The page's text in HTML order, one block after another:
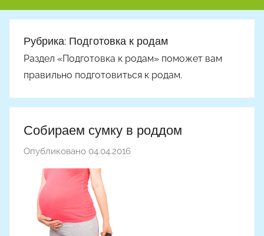
Рубрика: Подготовка к родам
Раздел «Подготовка к родам» поможет вам
правильно подготовиться к родам.
Собираем сумку в роддом
Опубликовано 04.04.2016